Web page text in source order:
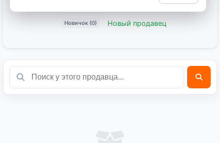
Новичок (0) Новый продавец